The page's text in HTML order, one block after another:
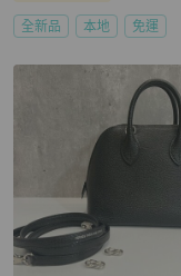
全新品 本地 免運